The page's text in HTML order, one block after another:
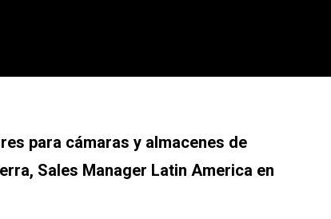
para cámaras y almacenes de
Sales Manager Latin America en